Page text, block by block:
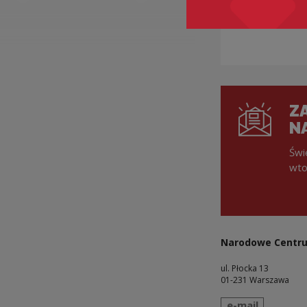
Narodowe
ul. Płocka 13
01-231 Warszawa